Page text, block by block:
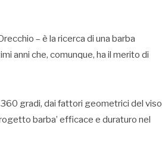
– è la ricerca di una barba
anni che, comunque, ha il merito di
gradi, dai fattori geometrici del viso
barba’ efficace e duraturo nel